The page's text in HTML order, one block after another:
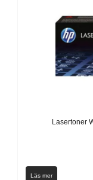
Lasertoner
Läs mer